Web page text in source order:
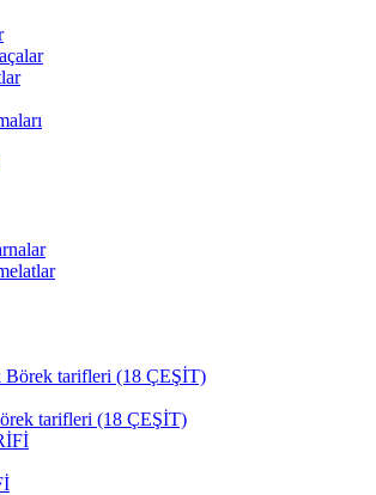
tarifleri (18 ÇEŞİT)